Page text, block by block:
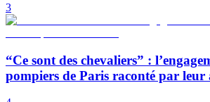
3
“Ce sont des chevaliers” :
pompiers de Paris raconté par leur